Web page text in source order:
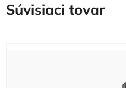
Súvisiaci tovar